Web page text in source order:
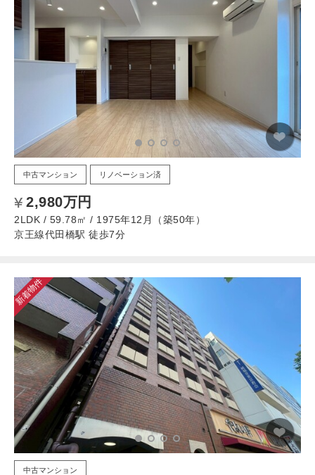
中古マンション リノベーション済
2,980万円
2LDK / 59.78㎡ / 1975年12月（築50年）
京王線代田橋駅 徒歩7分
新着物件
中古マンション